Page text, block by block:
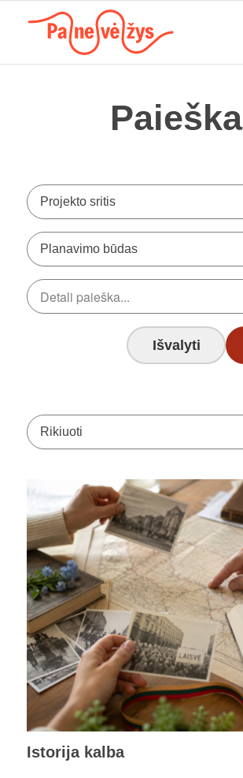
Paieška
Projekto sritis
Planavimo būdas
Išvalyti
Rikiuoti
Istorija kalba